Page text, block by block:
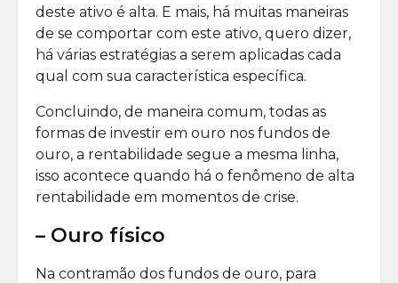
deste ativo é alta. E mais, há muitas maneiras
de se comportar com este ativo, quero dizer,
há várias estratégias a serem aplicadas cada
qual com sua característica específica.
Concluindo, de maneira comum, todas as
formas de investir em ouro nos fundos de
ouro, a rentabilidade segue a mesma linha,
isso acontece quando há o fenômeno de alta
rentabilidade em momentos de crise.
– Ouro físico
Na contramão dos fundos de ouro, para